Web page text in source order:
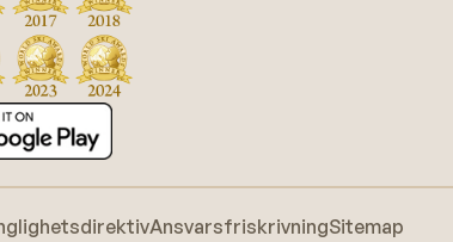
AnsvarsfriskrivningSitemap